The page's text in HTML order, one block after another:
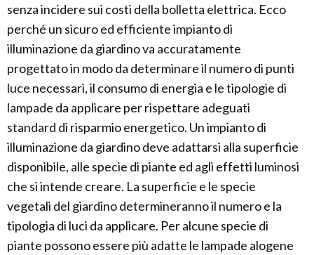
senza incidere sui costi della bolletta elettrica. Ecco
perché un sicuro ed efficiente impianto di
illuminazione da giardino va accuratamente
progettato in modo da determinare il numero di punti
luce necessari, il consumo di energia e le tipologie di
lampade da applicare per rispettare adeguati
standard di risparmio energetico. Un impianto di
illuminazione da giardino deve adattarsi alla superficie
disponibile, alle specie di piante ed agli effetti luminosi
che si intende creare. La superficie e le specie
vegetali del giardino determineranno il numero e la
tipologia di luci da applicare. Per alcune specie di
piante possono essere più adatte le lampade alogene